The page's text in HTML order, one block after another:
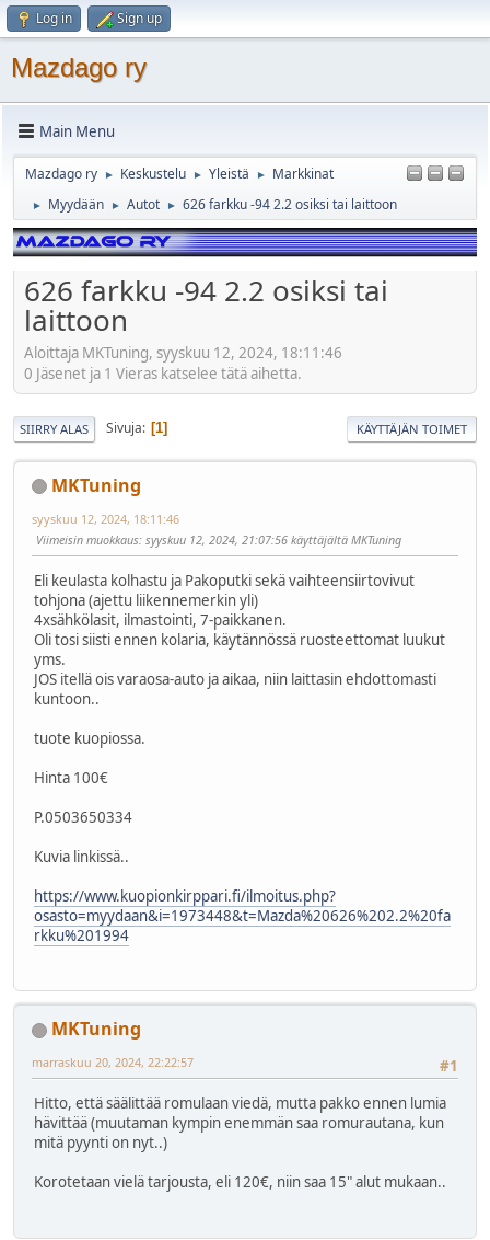
Log in Sign up
Mazdago ry
Main Menu
Mazdago ry ► Keskustelu ► Yleistä ► Markkinat
► Myydään ► Autot ► 626 farkku -94 2.2 osiksi tai laittoon
626 farkku -94 2.2 osiksi tai
laittoon
Aloittaja MKTuning, syyskuu 12, 2024, 18:11:46
0 Jäsenet ja 1 Vieras katselee tätä aihetta.
SIIRRY ALAS Sivuja 1 KÄYTTÄJÄN TOIMET
MKTuning
syyskuu 12, 2024, 18:11:46
Viimeisin muokkaus: syyskuu 12, 2024, 21:07:56 käyttäjältä MKTuning
Eli keulasta kolhastu ja Pakoputki sekä vaihteensiirtovivut
tohjona (ajettu liikennemerkin yli)
4xsähkölasit, ilmastointi, 7-paikkanen.
Oli tosi siisti ennen kolaria, käytännössä ruosteettomat luukut
yms.
JOS itellä ois varaosa-auto ja aikaa, niin laittasin ehdottomasti
kuntoon..
tuote kuopiossa.
Hinta 100€
P.0503650334
Kuvia linkissä..
https://www.kuopionkirppari.fi/ilmoitus.php?
osasto=myydaan&i=1973448&t=Mazda%20626%202.2%20fa
rkku%201994
MKTuning
#1
marraskuu 20, 2024, 22:22:57
Hitto, että säälittää romulaan viedä, mutta pakko ennen lumia
hävittää (muutaman kympin enemmän saa romurautana, kun
mitä pyynti on nyt..)
Korotetaan vielä tarjousta, eli 120€, niin saa 15" alut mukaan..